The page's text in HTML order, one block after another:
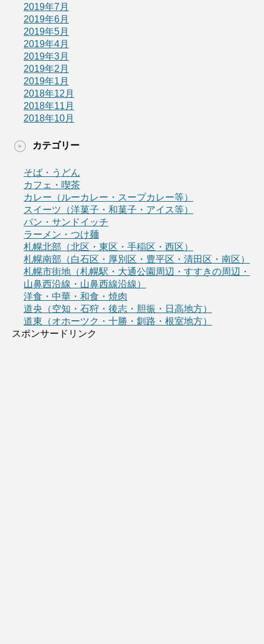
2019年7月
2019年6月
2019年5月
2019年4月
2019年3月
2019年2月
2019年1月
2018年12月
2018年11月
2018年10月
カテゴリー
そば・うどん
カフェ・喫茶
カレー（ルーカレー・スープカレー等）
スイーツ（洋菓子・和菓子・アイス等）
パン・サンドイッチ
ラーメン・つけ麺
札幌北部（北区・東区・手稲区・西区）
札幌南部（白石区・厚別区・豊平区・清田区・南区）
札幌市街地（札幌駅・大通公園周辺・すすきの周辺・
山鼻西沿線・山鼻西線沿線）
洋食・中華・和食・焼肉
道央（空知・石狩・後志・胆振・日高地方）
道東（オホーツク・十勝・釧路・根室地方）
スポンサードリンク